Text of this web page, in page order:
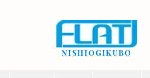
NISHIOGIKUBO